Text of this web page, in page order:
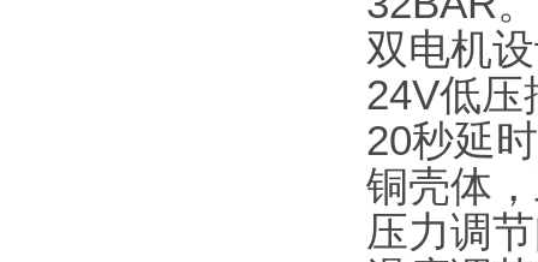
双电机
24V低压
20秒延
铜壳体
压力调